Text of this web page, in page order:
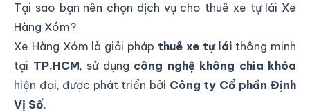
Tại sao bạn nên chọn dịch vụ cho thuê xe tự lái Xe
Hàng Xóm?
Xe Hàng Xóm là giải pháp thuê xe tự lái thông minh
tại TP.HCM, sử dụng công nghệ không chìa khóa
hiện đại, được phát triển bởi Công ty Cổ phần Định
Vị Số.